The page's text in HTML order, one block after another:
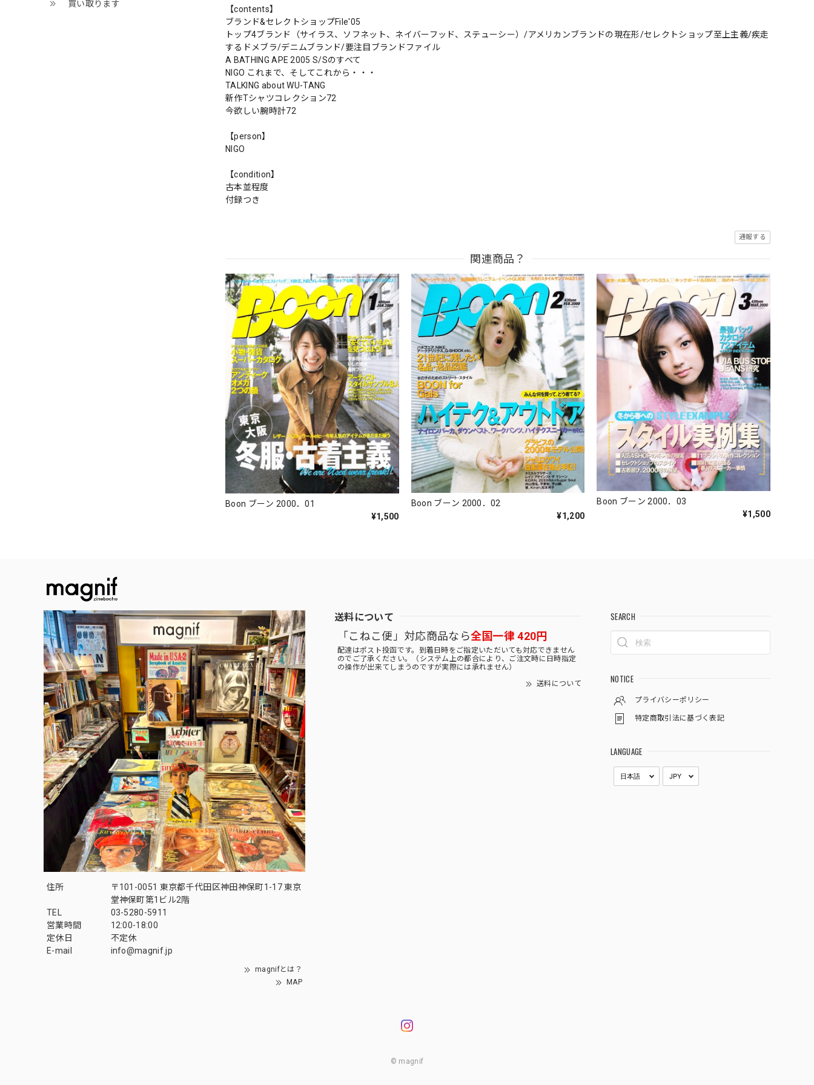
買い取ります
【contents】
ブランド&セレクトショップFile'05
トップ4ブランド（サイラス、ソフネット、ネイバーフッド、ステューシー）/アメリカンブランドの現在形/セレクトショップ至上主義/疾走
するドメブラ/デニムブランド/要注目ブランドファイル
A BATHING APE 2005 S/Sのすべて
NIGO これまで、そしてこれから・・・
TALKING about WU-TANG
新作Tシャツコレクション72
今欲しい腕時計72
【person】
NIGO
【condition】
古本並程度
付録つき
通報する
関連商品？
Boon ブーン 2000．01
¥1,500
Boon ブーン 2000．02
¥1,200
Boon ブーン 2000．03
¥1,500
住所
〒101-0051 東京都千代田区神田神保町1-17 東京
堂神保町第1ビル2階
TEL
03-5280-5911
営業時間
12:00-18:00
定休日
不定休
E-mail
info@magnif.jp
magnifとは？
MAP
送料について
「こねこ便」対応商品なら全国一律 420円
配達はポスト投函です。到着日時をご指定いただいても対応できません
のでご了承ください。（システム上の都合により、ご注文時に日時指定
の操作が出来てしまうのですが実際には承れません）
送料について
SEARCH
NOTICE
プライバシーポリシー
特定商取引法に基づく表記
LANGUAGE
© magnif